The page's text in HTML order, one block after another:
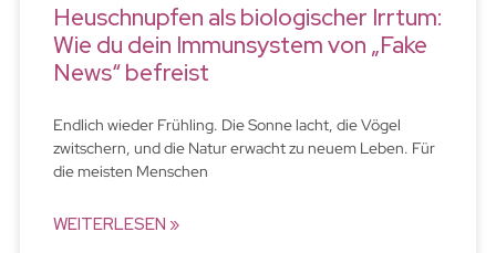
Heuschnupfen als biologischer Irrtum:
Wie du dein Immunsystem von „Fake
News“ befreist
Endlich wieder Frühling. Die Sonne lacht, die Vögel
zwitschern, und die Natur erwacht zu neuem Leben. Für
die meisten Menschen
WEITERLESEN »